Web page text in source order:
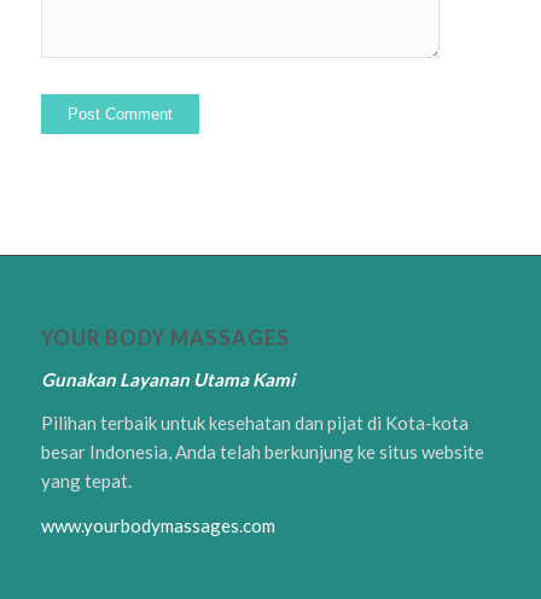
YOUR BODY MASSAGES
Gunakan Layanan Utama Kami
Pilihan terbaik untuk kesehatan dan pijat di Kota-kota
besar Indonesia, Anda telah berkunjung ke situs website
yang tepat.
www.yourbodymassages.com